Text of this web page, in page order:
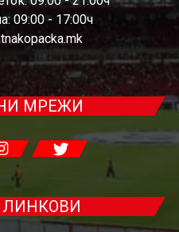
09:00 - 17:00ч
МРЕЖИ